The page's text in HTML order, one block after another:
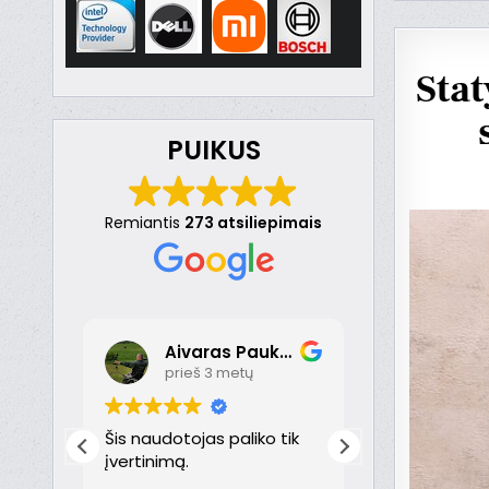
PUIKUS
Remiantis 273 atsiliepimais
Aivaras Paukste
prieš 3 metų
Šis naudotojas paliko tik
įvertinimą.
prieš